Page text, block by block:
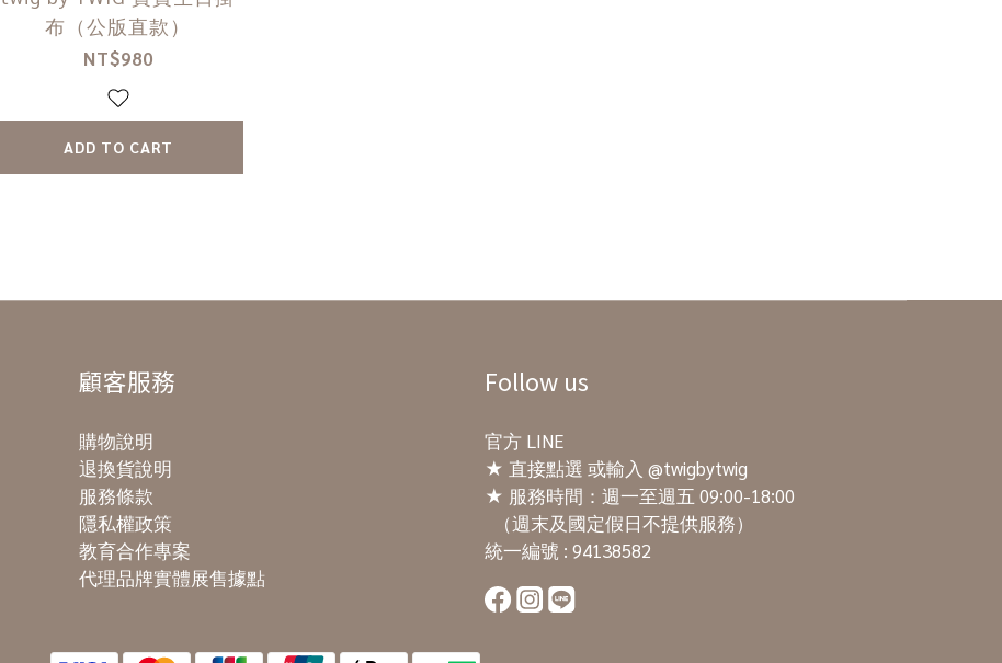
布​（公版直款）
NT$980
ADD TO CART
顧客服務
購物說明
退換貨說明
服務條款
隱私權政策
教育合作專案
代理品牌實體展售據點
Follow us
官方 LINE
★ 直接點選 或輸入 @twigbytwig
★ 服務時間：週一至週五 09:00-18:00
（週末及國定假日不提供服務）
統一編號 : 94138582